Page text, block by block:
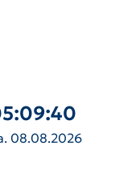
08.08.2026